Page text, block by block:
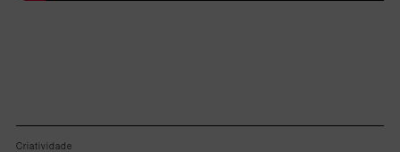
Criatividade